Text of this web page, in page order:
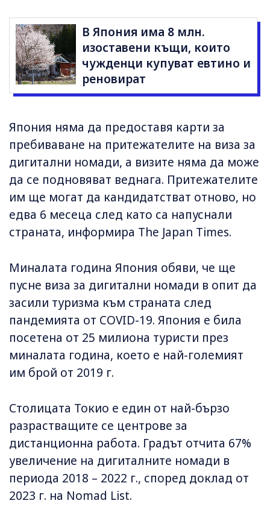
В Япония има 8 млн.
изоставени къщи, които
чужденци купуват евтино и
реновират
Япония няма да предоставя карти за
пребиваване на притежателите на виза за
дигитални номади, а визите няма да може
да се подновяват веднага. Притежателите
им ще могат да кандидатстват отново, но
едва 6 месеца след като са напуснали
страната, информира The Japan Times.
Миналата година Япония обяви, че ще
пусне виза за дигитални номади в опит да
засили туризма към страната след
пандемията от COVID-19. Япония е била
посетена от 25 милиона туристи през
миналата година, което е най-големият
им брой от 2019 г.
Столицата Токио е един от най-бързо
разрастващите се центрове за
дистанционна работа. Градът отчита 67%
увеличение на дигиталните номади в
периода 2018 – 2022 г., според доклад от
2023 г. на Nomad List.